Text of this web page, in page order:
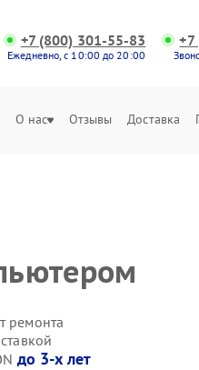
+7 (800) 301-55-83
Ежедневно, с 10:00 до 20:00
О нас Отзывы Доставка
ремонта
до 3-х лет